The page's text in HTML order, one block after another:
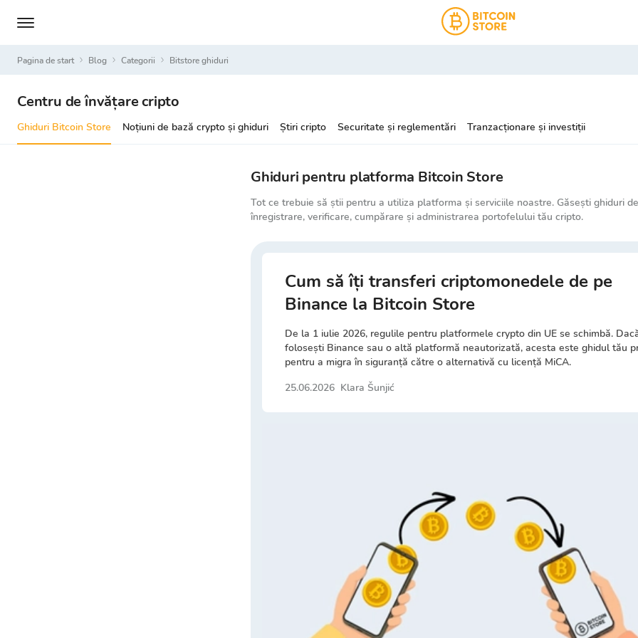
Pagina de start Blog Categorii bitstore ghiduri
Centru de învățare cripto
Ghiduri Bitcoin Store Noțiuni de bază crypto și ghiduri Știri cripto Securitate și reglementări Tranzacționare și investiții
Ghiduri pentru platforma Bitcoin Store
Tot ce trebuie să știi pentru a utiliza platforma și serviciile noastre. Găsești ghiduri
înregistrare, verificare, cumpărare și administrarea portofelului tău cripto.
Cum să îți transferi criptomonedele de pe
Binance la Bitcoin Store
De la 1 iulie 2026, regulile pentru platformele crypto din UE se schimbă.
folosești Binance sau o altă platformă neautorizată, acesta este ghidul tău
pentru a migra în siguranță către o alternativă cu licență MiCA.
25.06.2026 Klara Šunjić